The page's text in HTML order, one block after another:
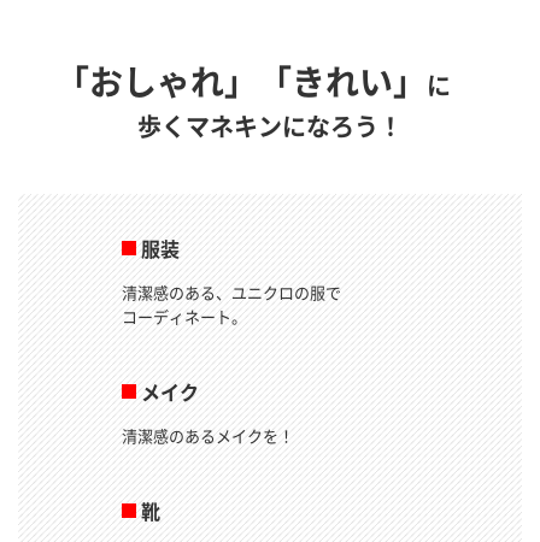
「おしゃれ」 「きれい」
に
歩くマネキンになろう！
服装
清潔感のある、ユニクロの服で
コーディネート。
メイク
清潔感のあるメイクを！
靴